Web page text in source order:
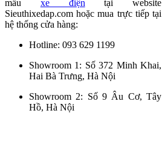
mẫu xe điện tại website
Sieuthixedap.com hoặc mua trực tiếp tại
hệ thống cửa hàng:
Hotline: 093 629 1199
Showroom 1: Số 372 Minh Khai,
Hai Bà Trưng, Hà Nội
Showroom 2: Số 9 Âu Cơ, Tây
Hồ, Hà Nội